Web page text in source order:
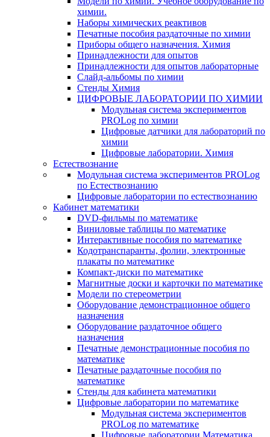
химии.
Наборы химических реактивов
Печатные пособия раздаточные по химии
Приборы общего назначения. Химия
Принадлежности для опытов
Принадлежности для опытов лабораторные
Слайд-альбомы по химии
Стенды Химия
ЦИФРОВЫЕ ЛАБОРАТОРИИ ПО ХИМИИ
Модульная система экспериментов
PROLog по химии
Цифровые датчики для лабораторий по
химии
Цифровые лаборатории. Химия
Естествознание
Модульная система экспериментов PROLog
по Естествознанию
Цифровые лаборатории по естествознанию
Кабинет математики
DVD-фильмы по математике
Виниловые таблицы по математике
Интерактивные пособия по математике
Кодотранспаранты, фолии, электронные
плакаты по математике
Компакт-диски по математике
Магнитные доски и карточки по математике
Модели по стереометрии
Оборудование демонстрационное общего
назначения
Оборудование раздаточное общего
назначения
Печатные демонстрационные пособия по
математике
Печатные раздаточные пособия по
математике
Стенды для кабинета математики
Цифровые лаборатории по математике
Модульная система экспериментов
PROLog по математике
Цифровые лаборатории Математика